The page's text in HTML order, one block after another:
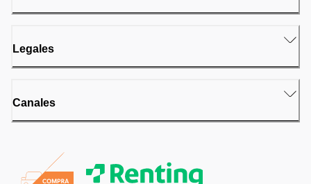
Legales
Canales